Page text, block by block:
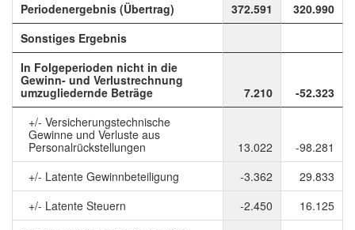
Periodenergebnis (Übertrag)
372.591
320.990
Sonstiges Ergebnis
In Folgeperioden nicht in die
Gewinn- und Verlustrechnung
umzugliedernde Beträge
7.210
-52.323
+/- Versicherungstechnische
Gewinne und Verluste aus
Personalrückstellungen
13.022
-98.281
+/- Latente Gewinnbeteiligung
-3.362
29.833
+/- Latente Steuern
-2.450
16.125